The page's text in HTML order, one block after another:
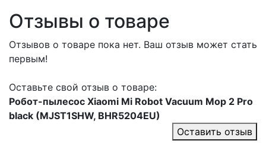
Отзывы о товаре
Отзывов о товаре пока нет. Ваш отзыв может стать
первым!
Оставьте свой отзыв о товаре:
Робот-пылесос Xiaomi Mi Robot Vacuum Mop 2 Pro
black (MJST1SHW, BHR5204EU)
Оставить отзыв